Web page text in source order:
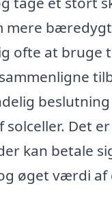
mere
ofte at bruge
Det
kan betale
øget værdi af